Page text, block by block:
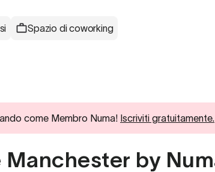
Spazio di coworking
come Membro Numa! Iscriviti gratuitamente.
by